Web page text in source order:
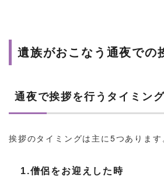
遺族がおこなう通夜での
通夜で挨拶を行うタイミン
挨拶のタイミングは主に5つあります
1.僧侶をお迎えした時